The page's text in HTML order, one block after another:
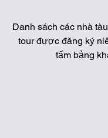
Danh sách các nhà
tour được đăng ký
tấm bảng